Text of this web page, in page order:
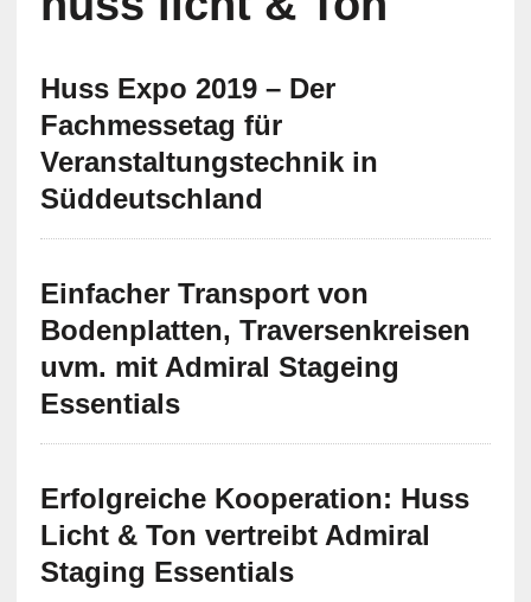
Huss Expo 2019 – Der
Fachmessetag für
Veranstaltungstechnik in
Süddeutschland
Einfacher Transport von
Bodenplatten, Traversenkreisen
uvm. mit Admiral Stageing
Essentials
Erfolgreiche Kooperation: Huss
Licht & Ton vertreibt Admiral
Staging Essentials